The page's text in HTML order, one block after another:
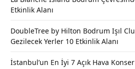
Etkinlik Alanı
DoubleTree by Hilton Bodrum Işıl
Gezilecek Yerler 10 Etkinlik Alanı
İstanbul’un En İyi 7 Açık Hava Konser